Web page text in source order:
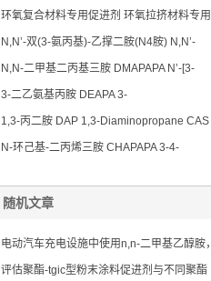
环氧复合材料专用促进剂 环氧拉挤材料专用
促进剂 NT EP 120
N,N’-双(3-氨丙基)-乙撑二胺(N4胺) N,N’-
Bis(3-aminopropyl)-ethylenediamine CAS
No10563-26-5
N,N-二甲基二丙基三胺 DMAPAPA N’-[3-
(dimethylamino)propyllpropane-1,3-
diamine CAS No10563-29-8
3-二乙氨基丙胺 DEAPA 3-
(Diethylamino)propylamine CAS No 104-
1,3-丙二胺 DAP 1,3-Diaminopropane CAS
No 109-76-2
N-环己基-二丙烯三胺 CHAPAPA 3-4-
随机文章
电动汽车充电设施中使用n,n-二甲基乙醇胺，
保障长期稳定性
评估聚酯-tgic型粉末涂料促进剂与不同聚酯